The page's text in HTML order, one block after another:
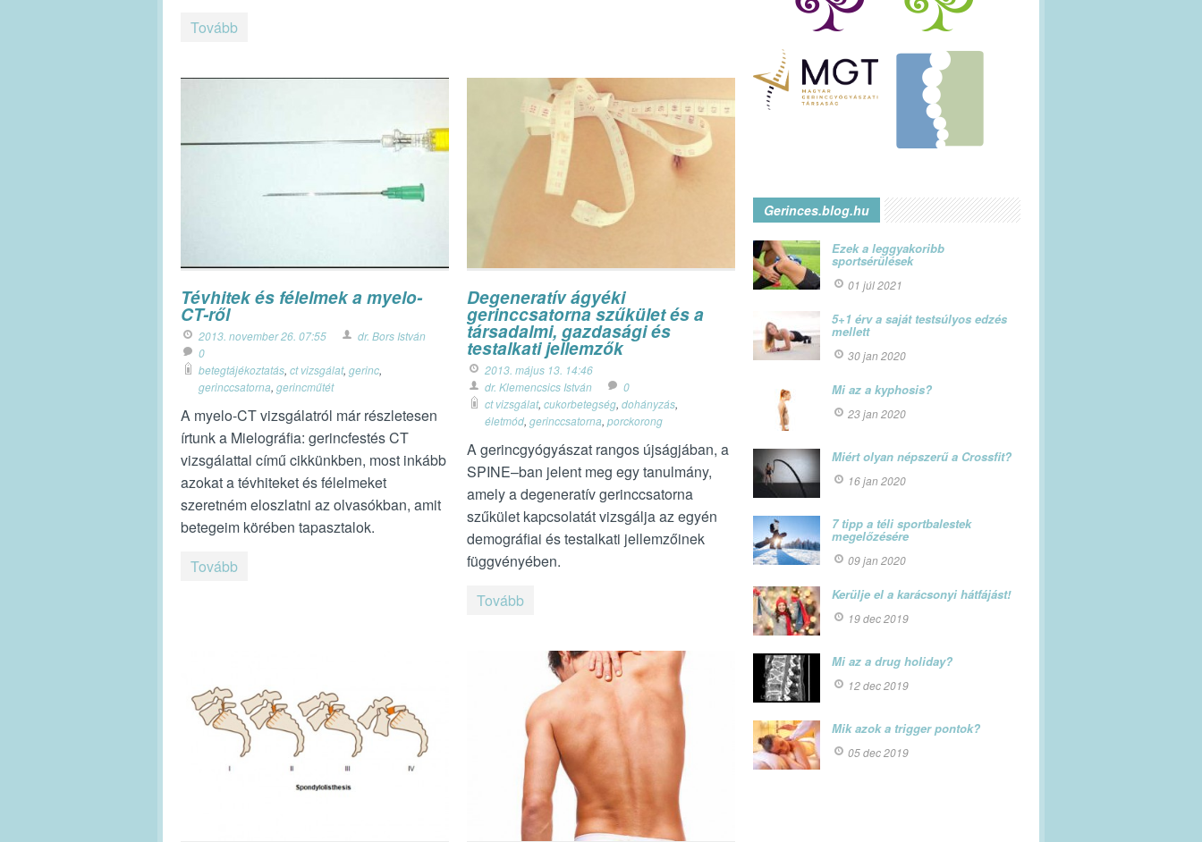
Tovább
Tévhitek és félelmek a myelo-
CT-ről
2013. november 26. 07:55
dr. Bors István
0
betegtájékoztatás, ct vizsgálat, gerinc,
gerinccsatorna, gerincműtét
A myelo-CT vizsgálatról már részletesen
írtunk a Mielográfia: gerincfestés CT
vizsgálattal című cikkünkben, most inkább
azokat a tévhiteket és félelmeket
szeretném eloszlatni az olvasókban, amit
betegeim körében tapasztalok.
Tovább
Degeneratív ágyéki
gerinccsatorna szűkület és a
társadalmi, gazdasági és
testalkati jellemzők
2013. május 13. 14:46
dr. Klemencsics István
0
ct vizsgálat, cukorbetegség, dohányzás,
életmód, gerinccsatorna, porckorong
A gerincgyógyászat rangos újságjában, a
SPINE–ban jelent meg egy tanulmány,
amely a degeneratív gerinccsatorna
szűkület kapcsolatát vizsgálja az egyén
demográfiai és testalkati jellemzőinek
függvényében.
Tovább
Gerinces.blog.hu
Ezek a leggyakoribb
sportsérülések
01 júl 2021
5+1 érv a saját testsúlyos edzés
mellett
30 jan 2020
Mi az a kyphosis?
23 jan 2020
Miért olyan népszerű a Crossfit?
16 jan 2020
7 tipp a téli sportbalestek
megelőzésére
09 jan 2020
Kerülje el a karácsonyi hátfájást!
19 dec 2019
Mi az a drug holiday?
12 dec 2019
Mik azok a trigger pontok?
05 dec 2019